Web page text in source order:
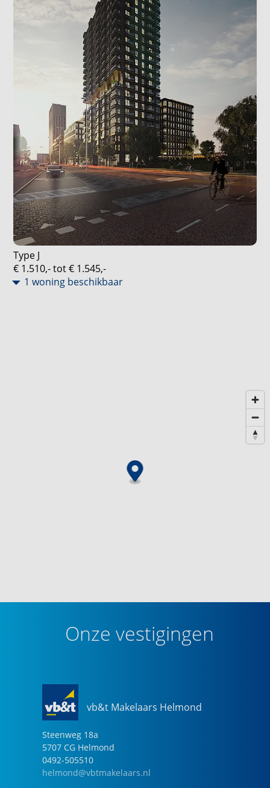
Type J
€ 1.510,- tot € 1.545,-
1 woning beschikbaar
Onze vestigingen
vb&t Makelaars Helmond
Steenweg 18a
5707 CG Helmond
0492-505510
helmond@vbtmakelaars.nl